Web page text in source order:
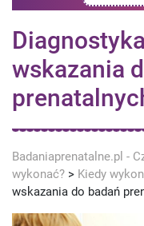
wskazania
Badaniaprenatalne.pl -
wykonać? > Kiedy
wskazania do badań